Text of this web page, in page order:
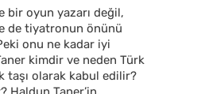
bir oyun yazarı değil,
de tiyatronun önünü
onu ne kadar iyi
kimdir ve neden Türk
olarak kabul edilir?